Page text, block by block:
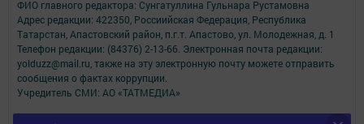
ФИО главного редактора: Сунгатуллина Гульнара Рустамовна
Адрес редакции: 422350, Россиийская Федерация, Республика
Татарстан, Апастовский район, п.г.т. Апастово, ул. Молодежная, д. 1
Телефон редакции: (84376) 2-13-66. Электронная почта редакции:
yolduzz@mail.ru, также на эту электронную почту можете отправить
сообщения о фактах коррупции.
Учредитель СМИ: АО «ТАТМЕДИА»
Антикоррупционная политика